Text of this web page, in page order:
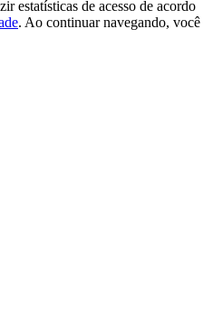
estatísticas de acesso de acordo
. Ao continuar navegando, você